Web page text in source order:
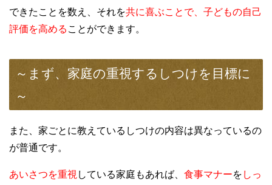
できたことを数え、それを共に喜ぶことで、子どもの自己
評価を高める ことができます。
～まず、家庭の重視するしつけを目標に
～
また、家ごとに教えているしつけの内容は異なっているの
が普通です。
あいさつを重視 している家庭もあれば、 食事マナーを しっ